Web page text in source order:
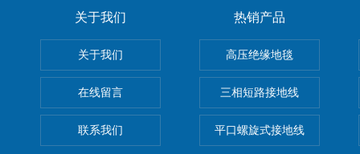
关于我们
关于我们
在线留言
联系我们
热销产品
高压绝缘地毯
三相短路接地线
平口螺旋式接地线